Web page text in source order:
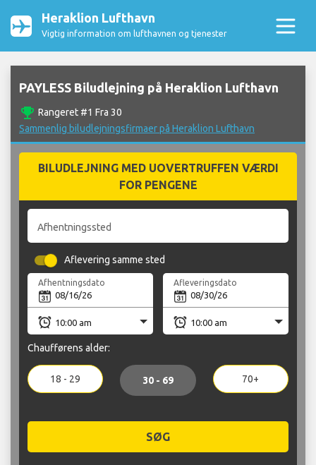
Heraklion Lufthavn
Vigtig information om lufthavnen og tjenester
PAYLESS Biludlejning på Heraklion Lufthavn
emoji_events Rangeret #1 Fra 30
Sammenlig biludlejningsfirmaer på Heraklion Lufthavn
BILUDLEJNING MED UOVERTRUFFEN VÆRDI
FOR PENGENE
Afhentningssted
Aflevering samme sted
Afhentningsdato Afleveringsdato
Chaufførens alder:
18 - 29 30 - 69 70+
SØG